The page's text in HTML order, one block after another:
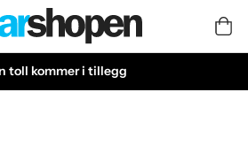
toll kommer i tillegg